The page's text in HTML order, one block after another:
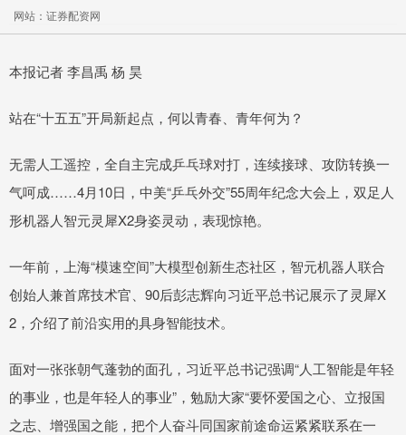
网站：证券配资网
本报记者 李昌禹 杨 昊
站在“十五五”开局新起点，何以青春、青年何为？
无需人工遥控，全自主完成乒乓球对打，连续接球、攻防转换一
气呵成……4月10日，中美“乒乓外交”55周年纪念大会上，双足人
形机器人智元灵犀X2身姿灵动，表现惊艳。
一年前，上海“模速空间”大模型创新生态社区，智元机器人联合
创始人兼首席技术官、90后彭志辉向习近平总书记展示了灵犀X
2，介绍了前沿实用的具身智能技术。
面对一张张朝气蓬勃的面孔，习近平总书记强调“人工智能是年轻
的事业，也是年轻人的事业”，勉励大家“要怀爱国之心、立报国
之志、增强国之能，把个人奋斗同国家前途命运紧紧联系在一